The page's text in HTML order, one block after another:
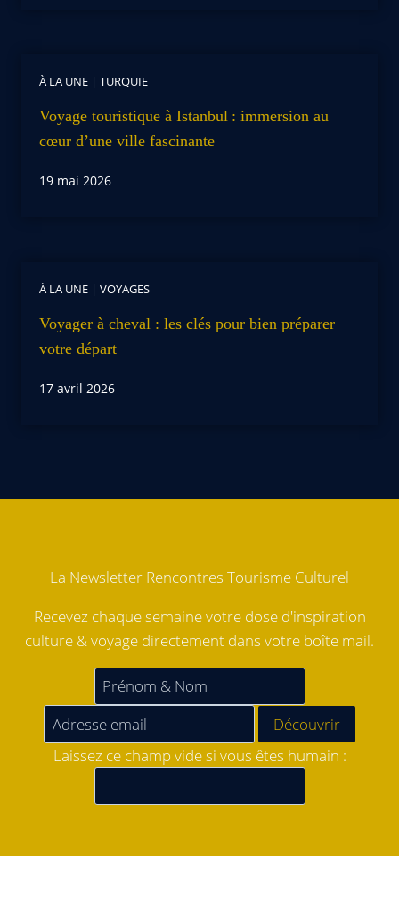
À LA UNE | TURQUIE
Voyage touristique à Istanbul : immersion au
cœur d’une ville fascinante
19 mai 2026
À LA UNE | VOYAGES
Voyager à cheval : les clés pour bien préparer
votre départ
17 avril 2026
La Newsletter Rencontres Tourisme Culturel
Recevez chaque semaine votre dose d'inspiration
culture & voyage directement dans votre boîte mail.
Laissez ce champ vide si vous êtes humain :